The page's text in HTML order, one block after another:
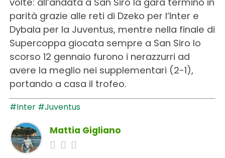
parità grazie alle reti di Dzeko per l’Inter e
Dybala per la Juventus, mentre nella finale di
Supercoppa giocata sempre a San Siro lo
scorso 12 gennaio furono i nerazzurri ad
avere la meglio nei supplementari (2-1),
portando a casa il trofeo.
#Inter #Juventus
Mattia Gigliano